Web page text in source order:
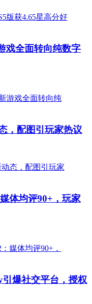
戏全面转向纯数字
，配图引玩家热议
体均评90+，玩家
爆社交平台，授权